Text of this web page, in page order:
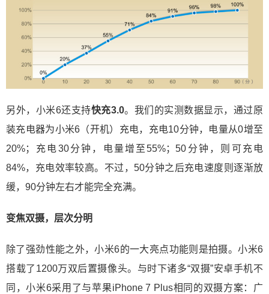
另外，小米6还支持快充3.0。我们的实测数据显示，通过原
装充电器为小米6（开机）充电，充电10分钟，电量从0增至
20%；充电30分钟，电量增至55%；50分钟，则可充电
84%，充电效率较高。不过，50分钟之后充电速度则逐渐放
缓，90分钟左右才能完全充满。
变焦双摄，层次分明
除了强劲性能之外，小米6的一大亮点功能则是拍摄。小米6
搭载了1200万双后置摄像头。与时下诸多“双摄”安卓手机不
同，小米6采用了与苹果iPhone 7 Plus相同的双摄方案：广